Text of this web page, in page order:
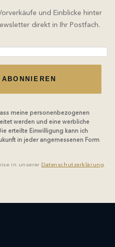
und Einblicke hinter
direkt in Ihr Postfach.
meine personenbezogenen
werden und eine werbliche
erteilte Einwilligung kann ich
in jeder angemessenen Form
in unserer Datenschutzerklärung.